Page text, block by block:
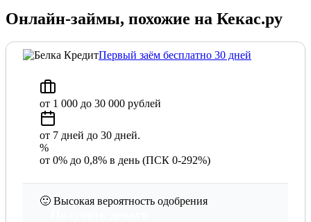
Онлайн-займы, похожие на Кекас.ру
Первый заём бесплатно 30 дней
от 1 000 до 30 000 рублей
от 7 дней до 30 дней.
%
от 0% до 0,8% в день (ПСК 0-292%)
🙂 Высокая вероятность одобрения